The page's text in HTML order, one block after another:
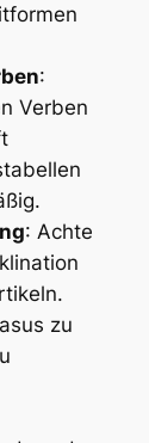
:
Verben
: Achte
zu